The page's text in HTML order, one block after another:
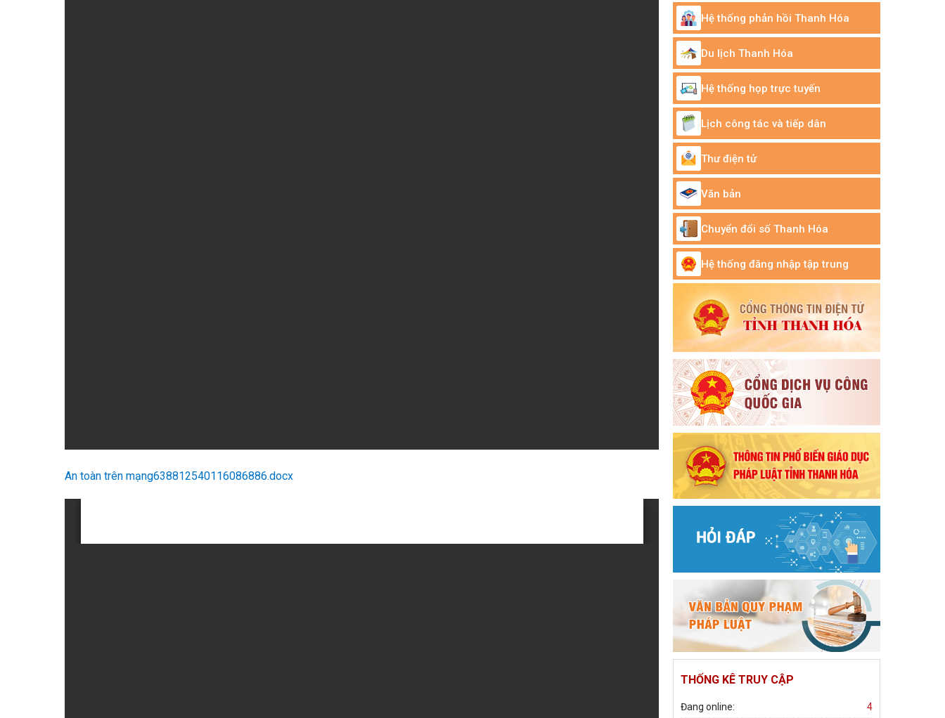
An toàn trên mạng638812540116086886.docx
QUYẾT ĐỊNH THÀNH LẬP CHI BỘ
Trung tâm Phục vụ hành chính công xã
công khai, niêm yết nội dung hướng dẫn,
tiếp nhận xử lý kiến
XÃ THỌ BÌNH TỔ CHỨC LỄ MÍT TINH
HƯỞNG ỨNG THÁNG HÀNH ĐỘNG PHÒNG,
CHỐNG MA TÚY NĂM 2026
XÃ THỌ BÌNH TỔ CHỨC HỘI NGHỊ LẤY Ý
KIẾN VÀ KẾT THÚC CÔNG KHAI NIÊM YẾT
PHƯƠNG ÁN BỒI THƯỜNG, HỖ
XÃ THỌ BÌNH TỔ CHỨC CHI TRẢ TIỀN BỒI
THƯỜNG, HỖ TRỢ GIẢI PHÓNG MẶT BẰNG
THỰC HIỆN DỰ ÁN ĐƯỜNG NỐI
ĐOÀN XÃ THỌ BÌNH RA QUÂN CHIẾN DỊCH
THANH NIÊN TÌNH NGUYỆN HÈ NĂM 2026
VÀ HƯỞNG ỨNG CHIẾN DỊCH “MÙA
UBND xã Thọ Bình tổ chức hội nghị đánh
giá kết quả thực hiện nhiệm vụ tuần 25,
KỲ HỌP THỨ HAI HĐND XÃ THỌ BÌNH KHÓA
XIX, NHIỆM KỲ 2026 – 2031 DIỄN RA
THÀNH CÔNG TỐT ĐẸP
XÃ THỌ BÌNH TỔ CHỨC HỘI NGHỊ LẤY Ý
KIẾN VÀ KẾT THÚC NIÊM YẾT CÔNG KHAI
PHƯƠNG ÁN BỒI THƯỜNG, GIẢI
HỘI LHPN XÃ THỌ BÌNH THỰC HIỆN HIỆU
QUẢ PHONG TRÀO THI ĐUA 6 THÁNG ĐẦU
NĂM 2026
XÃ THỌ BÌNH TỔ CHỨC HỘI NGHỊ TRIỂN
KHAI CÔNG TÁC LẤY Ý KIẾN NHÂN DÂN VỀ
DỰ THẢO ĐỀ ÁN SẮP XẾP THÔN
UBND XÃ THỌ BÌNH TỔ CHỨC HỘI NGHỊ
TRIỂN KHAI NHIỆM VỤ CÔNG TÁC GIÁO
DỤC CHUẨN BỊ NĂM HỌC 2026 – 2027
HĐND xã Thọ Bình tiếp xúc cử tri trước kỳ
họp thường lệ giữa năm 2026
Hệ thống phản hồi Thanh Hóa
Du lịch Thanh Hóa
Hệ thống họp trực tuyến
Lịch công tác và tiếp dân
Thư điện tử
Văn bản
Chuyển đổi số Thanh Hóa
Hệ thống đăng nhập tập trung
THỐNG KÊ TRUY CẬP
Đang online: 4